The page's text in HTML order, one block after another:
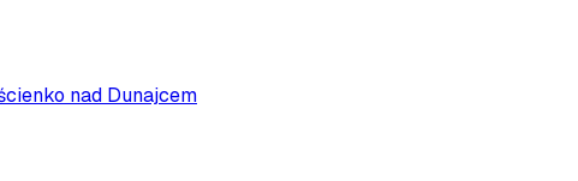
nad Dunajcem